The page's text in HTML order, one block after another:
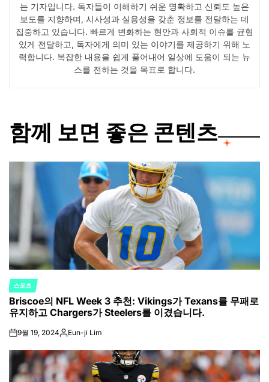
는 기자입니다. 독자들이 이해하기 쉬운 명확하고 신뢰도 높은
보도를 지향하며, 시사성과 실용성을 갖춘 정보를 전달하는 데
집중하고 있습니다. 빠르게 변화하는 현안과 사회적 이슈를 균형
있게 전달하고, 독자에게 의미 있는 이야기를 제공하기 위해 노
력합니다. 복잡한 내용을 쉽게 풀어내어 일상에 도움이 되는 뉴
스를 전하는 것을 목표로 합니다.
함께 보면 좋은 콘텐츠
POSTED
IN
스포츠
Briscoe의 NFL Week 3 추천: Vikings가 Texans를 무패로
유지하고 Chargers가 Steelers를 이겼습니다.
on9월 19, 2024Posted
Eun-ji Lim